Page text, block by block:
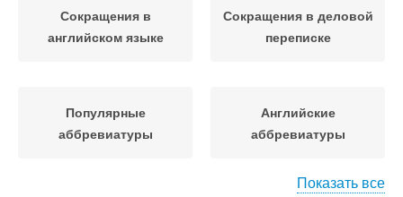
Сокращения в
английском языке
Сокращения в деловой
переписке
Популярные
аббревиатуры
Английские
аббревиатуры
Показать все